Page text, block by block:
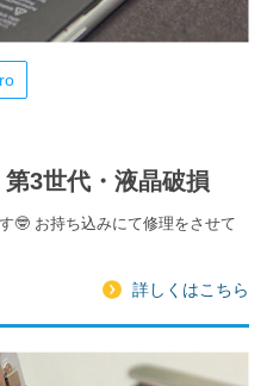
3世代・液晶破損
🤓 お持ち込みにて修理をさせて
詳しくはこちら